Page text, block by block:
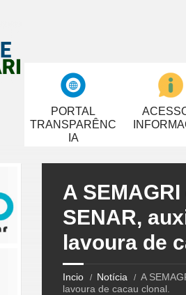
PORTAL
TRANSPARÊNC
IA
A
SENAR,
lavoura de
Incio Notícia
A
lavoura de cacau clonal.